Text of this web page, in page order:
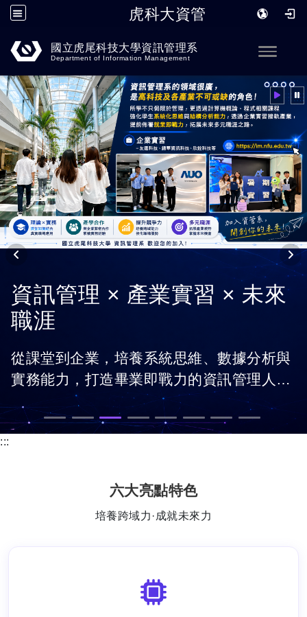
虎科大資管
跳到主要內容
國立虎尾科技大學資訊管理系
Department of Information Management
資訊管理 × 產業實習 × 未來
職涯
從課堂到企業，培養系統思維、數據分析與
實務能力，打造畢業即戰力的資訊管理人
:::
六大亮點特色
培養跨域力·成就未來力